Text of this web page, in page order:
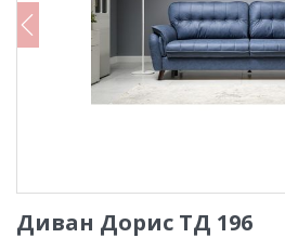
Диван Дорис ТД 196